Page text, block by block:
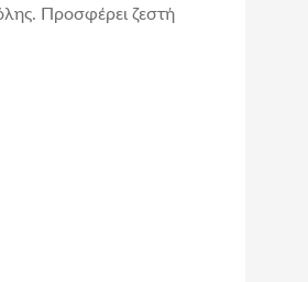
Προσφέρει ζεστή